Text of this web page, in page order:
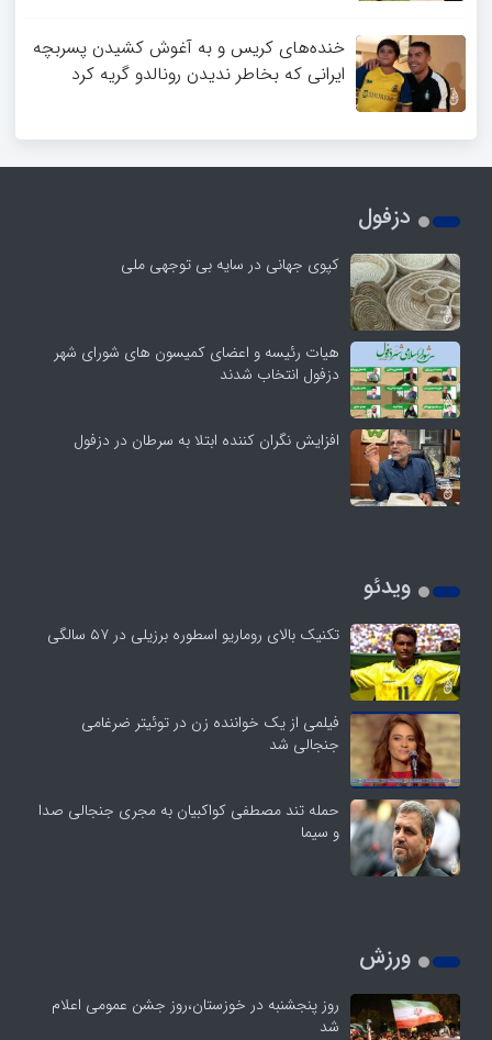
خنده‌های کریس و به آغوش کشیدن پسربچه
ایرانی که بخاطر ندیدن رونالدو گریه کرد
دزفول
کپوی جهانی در سایه بی توجهی ملی
هیات رئیسه و اعضای کمیسون های شورای شهر
دزفول انتخاب شدند
افزایش نگران کننده ابتلا به سرطان در دزفول
ویدئو
تکنیک بالای روماریو اسطوره برزیلی در ۵۷ سالگی
فیلمی از یک خواننده زن در توئیتر ضرغامی
جنجالی شد
حمله تند مصطفی کواکبیان به مجری جنجالی صدا
و سیما
ورزش
روز پنجشنبه در خوزستان،روز جشن عمومی اعلام
شد